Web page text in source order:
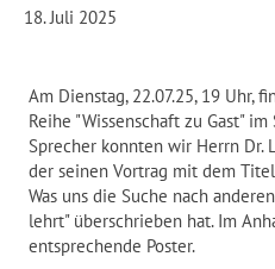
18. Juli 2025
Am Dienstag, 22.07.25, 19 Uhr,
Reihe "Wissenschaft zu Gast"
Sprecher konnten wir Herrn Dr.
der seinen Vortrag mit dem
Was uns die Suche nach
lehrt" überschrieben hat. Im
entsprechende Poster.